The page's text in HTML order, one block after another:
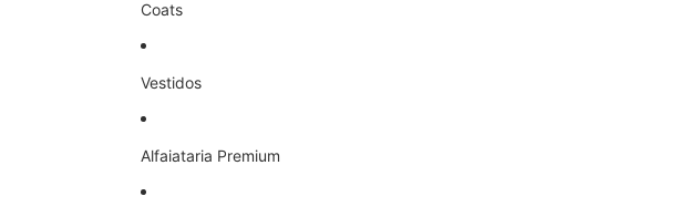
Coats
Vestidos
Alfaiataria Premium